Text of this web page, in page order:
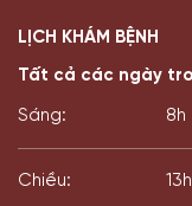
LỊCH KHÁM BỆNH
Tất cả các ngày
Sáng: 8h
Chiều: